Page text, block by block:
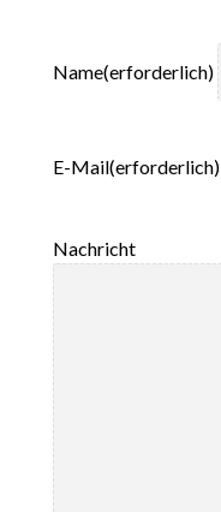
Name(erforderlich)
E-Mail(erforderlich)
Nachricht